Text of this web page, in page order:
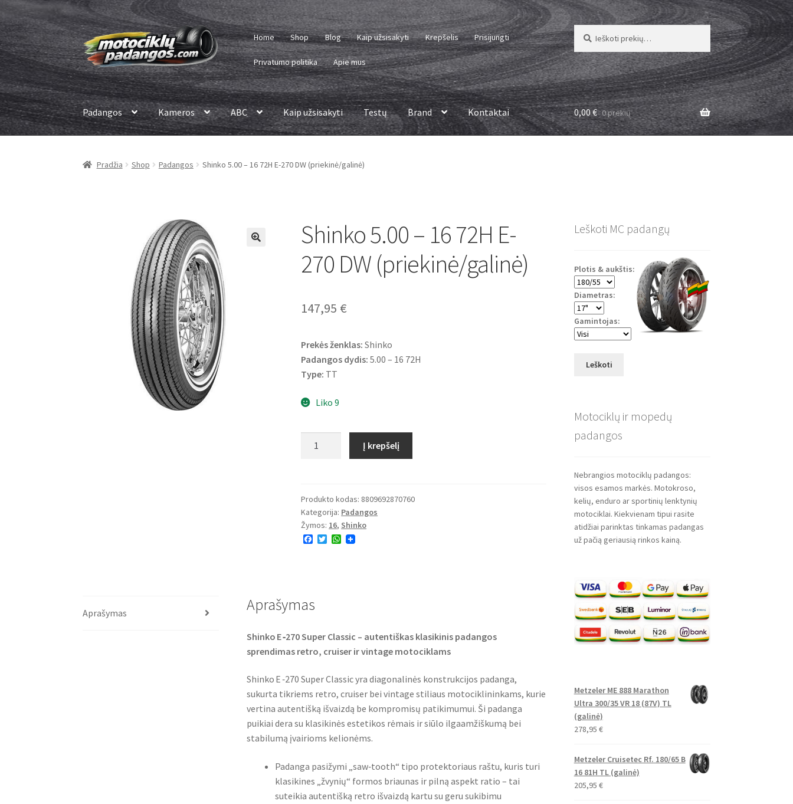
Pereiti
prie
meniu
Pereiti
prie
turinio
Home Shop Blog Kaip užsisakyti Krepšelis Prisijungti
Privatumo politika Apie mus
Ieškoti:
Ieškoti
Padangos Kameros ABC Kaip užsisakyti Testų Brand Kontaktai 0,00€ 0 prekių
Pradžia Shop Padangos Shinko 5.00 – 16 72H E-270 DW (priekinė/galinė)
Shinko 5.00 – 16 72H E-
270 DW (priekinė/galinė)
147,95 €
Prekės ženklas: Shinko
Padangos dydis: 5.00 – 16 72H
Type: TT
Liko 9
-
16
72H
E-
Į krepšelį
Produkto kodas: 8809692870760
Kategorija: Padangos
Žymos: 16, Shinko
F
k
T
W
Aprašymas Aprašymas
Shinko E ‑270 Super Classic – autentiškas klasikinis padangos
sprendimas retro, cruiser ir vintage motociklams
Shinko E ‑270 Super Classic yra diagonalinės konstrukcijos padanga,
sukurta tikriems retro, cruiser bei vintage stiliaus motociklininkams, kurie
vertina autentišką išvaizdą be kompromisų patikimumui. Ši padanga
puikiai dera su klasikinės estetikos rėmais ir siūlo ilgaamžiškumą bei
stabilumą įvairioms kelionėms.
Padanga pasižymi „saw‑tooth“ tipo protektoriaus raštu, kuris turi
klasikines „žvynių“ formos briaunas ir pilną aspekt ratio – tai
suteikia autentišką retro išvaizdą kartu su geru sukibimu
Leškoti MC padangų
Plotis & aukštis:
Diametras:
Gamintojas:
Leškoti
Motociklų ir mopedų
padangos
Nebrangios motociklų padangos:
visos esamos markės. Motokroso,
kelių, enduro ar sportinių lenktynių
motociklai. Kiekvienam tipui rasite
atidžiai parinktas tinkamas padangas
už pačią geriausią rinkos kainą.
Metzeler ME 888 Marathon
Ultra 300/35 VR 18 (87V) TL
(galinė)
278,95 €
Metzeler Cruisetec Rf. 180/65 B
16 81H TL (galinė)
205,95 €